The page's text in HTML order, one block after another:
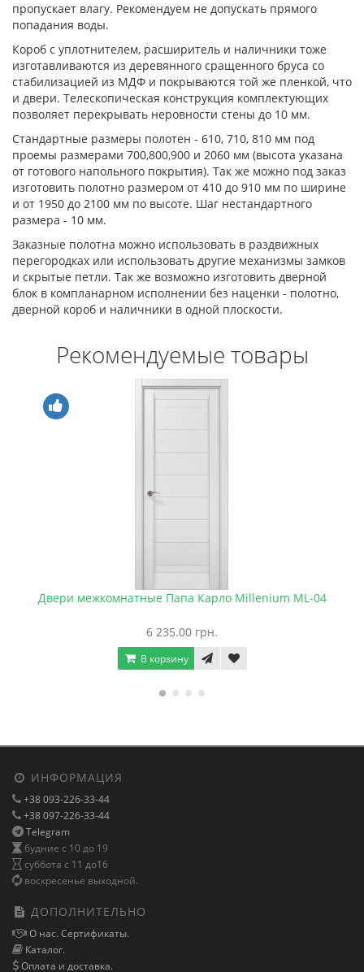
пропускает влагу. Рекомендуем не допускать прямого
попадания воды.
Короб с уплотнителем, расширитель и наличники тоже
изготавливаются из деревянного сращенного бруса со
стабилизацией из МДФ и покрываются той же пленкой, что
и двери. Телескопическая конструкция комплектующих
позволяет перекрывать неровности стены до 10 мм.
Стандартные размеры полотен - 610, 710, 810 мм под
проемы размерами 700,800,900 и 2060 мм (высота указана
от готового напольного покрытия). Так же можно под заказ
изготовить полотно размером от 410 до 910 мм по ширине
и от 1950 до 2100 мм по высоте. Шаг нестандартного
размера - 10 мм.
Заказные полотна можно использовать в раздвижных
перегородках или использовать другие механизмы замков
и скрытые петли. Так же возможно изготовить дверной
блок в компланарном исполнении без наценки - полотно,
дверной короб и наличники в одной плоскости.
Рекомендуемые товары
Двери межкомнатные Папа Карло Millenium ML-04
6 235.00 грн.
В корзину
ИНФОРМАЦИЯ
+38 093-226-33-44
+38 097-226-33-44
Telegram
будние с 10 до 19
суббота с 11 до16
воскресенье выходной.
ДОПОЛНИТЕЛЬНО
О нас. Сертификаты.
Каталог.
Оплата и доставка.